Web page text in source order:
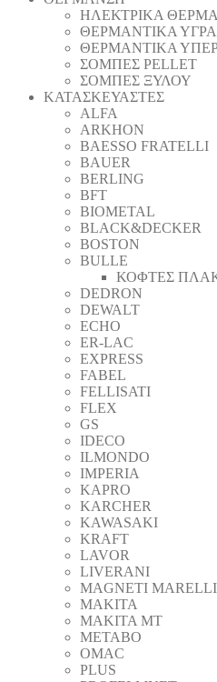
ΗΛΕΚΤΡΙΚΑ
ΘΕΡΜΑΝΤΙΚΑ
ΘΕΡΜΑΝΤΙΚΑ
ΣΟΜΠΕΣ PELLET
ΣΟΜΠΕΣ ΞΥΛΟΥ
ΚΑΤΑΣΚΕΥΑΣΤΕΣ
ALFA
ARKHON
BAESSO FRATELLI
BAUER
BERLING
BFT
BIOMETAL
BLACK&DECKER
BOSTON
BULLE
ΚΟΦΤΕΣ
DEDRON
DEWALT
ECHO
ER-LAC
EXPRESS
FABEL
FELLISATI
FLEX
GS
IDECO
ILMONDO
IMPERIA
KAPRO
KARCHER
KAWASAKI
KRAFT
LAVOR
LIVERANI
MAGNETI MARELLI
MAKITA
MAKITA MT
METABO
OMAC
PLUS